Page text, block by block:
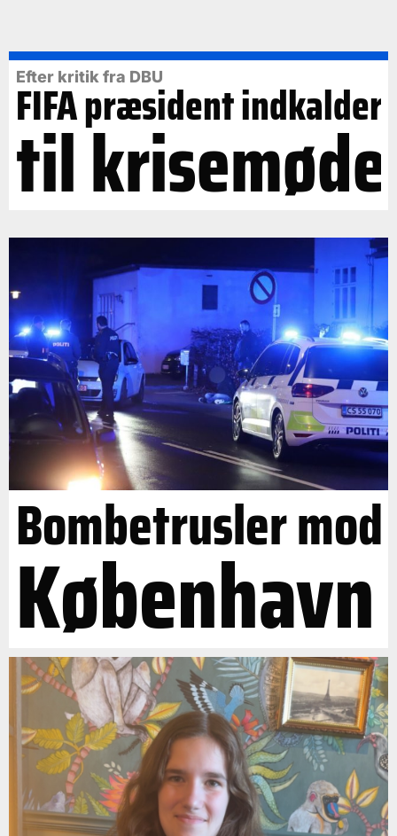
Efter kritik fra DBU
FIFA præsident indkalder
til krisemøde
Bombetrusler mod
København